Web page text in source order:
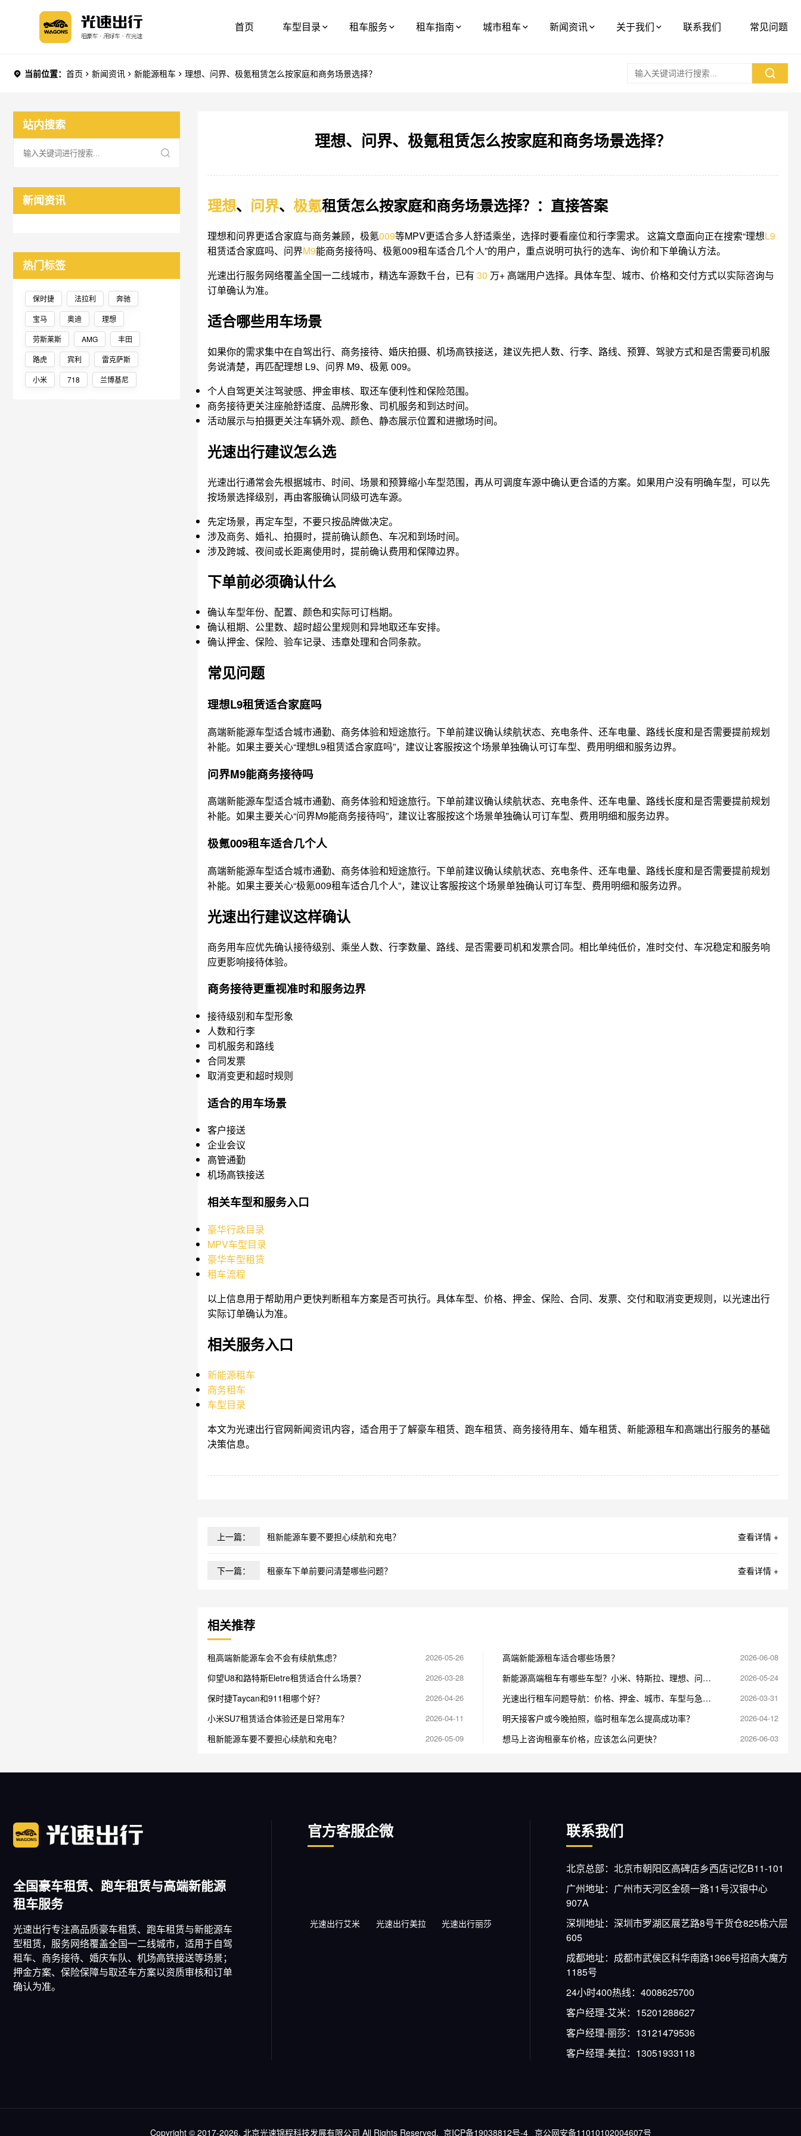
首页 车型目录 租车服务 租车指南 城市租车 新闻资讯 关于我们 联系我们 常见问题
当前位置： 首页 新闻资讯 新能源租车 理想、问界、极氪租赁怎么按家庭和商务场景选择？
站内搜索
新闻资讯
热门标签
保时捷 法拉利
奔驰
宝马
奥迪
理想
劳斯莱斯
AMG
丰田
路虎
宾利
雷克萨斯
小米
718 兰博基尼
理想、问界、极氪租赁怎么按家庭和商务场景选择？
理想、 问界、 极氪租赁怎么按家庭和商务场景选择？：直接答案
理想和问界更适合家庭与商务兼顾，极氪009等MPV更适合多人舒适乘坐，选择时要看座位和行李需求。 这篇文章面向正在搜索“理想L9
租赁适合家庭吗、问界M9能商务接待吗、极氪009租车适合几个人”的用户，重点说明可执行的选车、询价和下单确认方法。
光速出行服务网络覆盖全国一二线城市，精选车源数千台，已有 30 万+ 高端用户选择。具体车型、城市、价格和交付方式以实际咨询与
订单确认为准。
适合哪些用车场景
如果你的需求集中在自驾出行、商务接待、婚庆拍摄、机场高铁接送，建议先把人数、行李、路线、预算、驾驶方式和是否需要司机服
务说清楚，再匹配理想 L9、问界 M9、极氪 009。
个人自驾更关注驾驶感、押金审核、取还车便利性和保险范围。
商务接待更关注座舱舒适度、品牌形象、司机服务和到达时间。
活动展示与拍摄更关注车辆外观、颜色、静态展示位置和进撤场时间。
光速出行建议怎么选
光速出行通常会先根据城市、时间、场景和预算缩小车型范围，再从可调度车源中确认更合适的方案。如果用户没有明确车型，可以先
按场景选择级别，再由客服确认同级可选车源。
先定场景，再定车型，不要只按品牌做决定。
涉及商务、婚礼、拍摄时，提前确认颜色、车况和到场时间。
涉及跨城、夜间或长距离使用时，提前确认费用和保障边界。
下单前必须确认什么
确认车型年份、配置、颜色和实际可订档期。
确认租期、公里数、超时超公里规则和异地取还车安排。
确认押金、保险、验车记录、违章处理和合同条款。
常见问题
理想L9租赁适合家庭吗
高端新能源车型适合城市通勤、商务体验和短途旅行。下单前建议确认续航状态、充电条件、还车电量、路线长度和是否需要提前规划
补能。如果主要关心“理想L9租赁适合家庭吗”，建议让客服按这个场景单独确认可订车型、费用明细和服务边界。
问界M9能商务接待吗
高端新能源车型适合城市通勤、商务体验和短途旅行。下单前建议确认续航状态、充电条件、还车电量、路线长度和是否需要提前规划
补能。如果主要关心“问界M9能商务接待吗”，建议让客服按这个场景单独确认可订车型、费用明细和服务边界。
极氪009租车适合几个人
高端新能源车型适合城市通勤、商务体验和短途旅行。下单前建议确认续航状态、充电条件、还车电量、路线长度和是否需要提前规划
补能。如果主要关心“极氪009租车适合几个人”，建议让客服按这个场景单独确认可订车型、费用明细和服务边界。
光速出行建议这样确认
商务用车应优先确认接待级别、乘坐人数、行李数量、路线、是否需要司机和发票合同。相比单纯低价，准时交付、车况稳定和服务响
应更影响接待体验。
商务接待更重视准时和服务边界
接待级别和车型形象
人数和行李
司机服务和路线
合同发票
取消变更和超时规则
适合的用车场景
客户接送
企业会议
高管通勤
机场高铁接送
相关车型和服务入口
豪华行政目录
MPV车型目录
豪华车型租赁
租车流程
以上信息用于帮助用户更快判断租车方案是否可执行。具体车型、价格、押金、保险、合同、发票、交付和取消变更规则，以光速出行
实际订单确认为准。
相关服务入口
新能源租车
商务租车
车型目录
本文为光速出行官网新闻资讯内容，适合用于了解豪车租赁、跑车租赁、商务接待用车、婚车租赁、新能源租车和高端出行服务的基础
决策信息。
上一篇： 查看详情 +
租新能源车要不要担心续航和充电？
下一篇： 查看详情 +
租豪车下单前要问清楚哪些问题？
相关推荐
租高端新能源车会不会有续航焦虑？ 2026-05-26
仰望U8和路特斯Eletre租赁适合什么场景？ 2026-03-28
保时捷Taycan和911租哪个好？ 2026-04-26
小米SU7租赁适合体验还是日常用车？ 2026-04-11
租新能源车要不要担心续航和充电？ 2026-05-09
高端新能源租车适合哪些场景？ 2026-06-08
新能源高端租车有哪些车型？小米、特斯拉、理想、问界
2026-05-24
光速出行租车问题导航：价格、押金、城市、车型与急单
2026-03-31
明天接客户或今晚拍照，临时租车怎么提高成功率？ 2026-04-12
想马上咨询租豪车价格，应该怎么问更快？ 2026-06-03
全国豪车租赁、跑车租赁与高端新能源
租车服务
光速出行专注高品质豪车租赁、跑车租赁与新能源车
型租赁，服务网络覆盖全国一二线城市，适用于自驾
租车、商务接待、婚庆车队、机场高铁接送等场景；
押金方案、保险保障与取还车方案以资质审核和订单
确认为准。
官方客服企微
光速出行艾米 光速出行美拉 光速出行丽莎
联系我们
北京总部：北京市朝阳区高碑店乡西店记忆B11-101
广州地址：广州市天河区金硕一路11号汉银中心
907A
深圳地址：深圳市罗湖区展艺路8号干货仓825栋六层
605
成都地址：成都市武侯区科华南路1366号招商大魔方
1185号
24小时400热线：4008625700
客户经理-艾米：15201288627
客户经理-丽莎：13121479536
客户经理-美拉：13051933118
Copyright © 2017-2026, 北京光速锦程科技发展有限公司 All Rights Reserved. 京ICP备19038812号-4 京公网安备11010102004607号